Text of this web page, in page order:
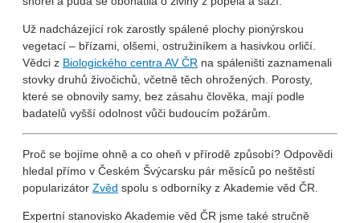
Už nadcházející rok zarostly spálené plochy pionýrskou
vegetací – břízami, olšemi, ostružiníkem a hasivkou orličí.
Vědci z Biologického centra AV ČR na spáleništi zaznamenali
stovky druhů živočichů, včetně těch ohrožených. Porosty,
které se obnovily samy, bez zásahu člověka, mají podle
badatelů vyšší odolnost vůči budoucím požárům.
Proč se bojíme ohně a co oheň v přírodě způsobí? Odpovědi
hledal přímo v Českém Švýcarsku pár měsíců po neštěstí
popularizátor Zvěd spolu s odborníky z Akademie věd ČR.
Expertní stanovisko Akademie věd ČR jsme také stručně